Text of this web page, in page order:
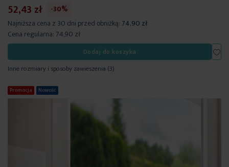
52,43 zł
-30%
Najniższa cena z 30 dni przed obniżką: 74,90 zł
Cena regularna: 74,90 zł
Dodaj do koszyka
Inne rozmiary i sposoby zawieszenia (3)
Promocja Nowość